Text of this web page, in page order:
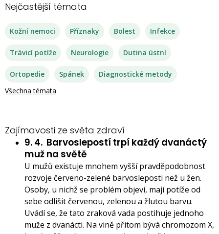
Nejčastější témata
Kožní nemoci Příznaky Bolest Infekce
Trávicí potíže Neurologie Dutina ústní
Ortopedie Spánek
Diagnostické metody
Všechna témata
Zajímavosti ze světa zdraví
9. 4. Barvoslepostí trpí každý dvanáctý
muž na světě
U mužů existuje mnohem vyšší pravděpodobnost
rozvoje červeno-zelené barvosleposti než u žen.
Osoby, u nichž se problém objeví, mají potíže od
sebe odlišit červenou, zelenou a žlutou barvu.
Uvádí se, že tato zraková vada postihuje jednoho
muže z dvanácti. Na vině přitom bývá chromozom X,